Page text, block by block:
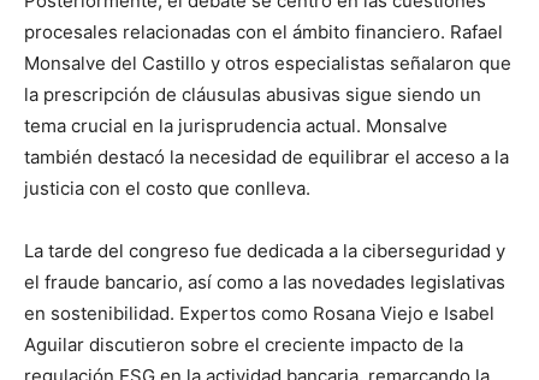
procesales relacionadas con el ámbito financiero. Rafael
Monsalve del Castillo y otros especialistas señalaron que
la prescripción de cláusulas abusivas sigue siendo un
tema crucial en la jurisprudencia actual. Monsalve
también destacó la necesidad de equilibrar el acceso a la
justicia con el costo que conlleva.
La tarde del congreso fue dedicada a la ciberseguridad y
el fraude bancario, así como a las novedades legislativas
en sostenibilidad. Expertos como Rosana Viejo e Isabel
Aguilar discutieron sobre el creciente impacto de la